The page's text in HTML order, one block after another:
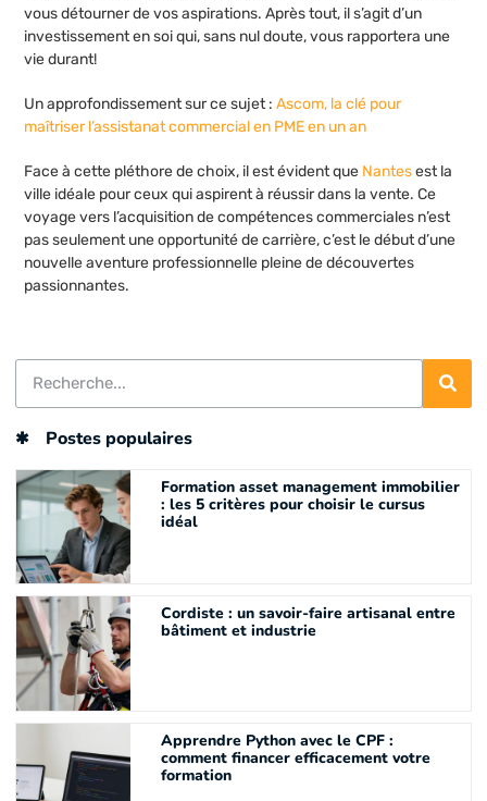
vous détourner de vos aspirations. Après tout, il s’agit d’un
investissement en soi qui, sans nul doute, vous rapportera une
vie durant!
Un approfondissement sur ce sujet :Ascom, la clé pour
maîtriser l’assistanat commercial en PME en un an
Face à cette pléthore de choix, il est évident que Nantesest la
ville idéale pour ceux qui aspirent à réussir dans la vente. Ce
voyage vers l’acquisition de compétences commerciales n’est
pas seulement une opportunité de carrière, c’est le début d’une
nouvelle aventure professionnelle pleine de découvertes
passionnantes.
Postes populaires
Formation asset management immobilier
: les 5 critères pour choisir le cursus
idéal
Cordiste : un savoir-faire artisanal entre
bâtiment et industrie
Apprendre Python avec le CPF :
comment financer efficacement votre
formation